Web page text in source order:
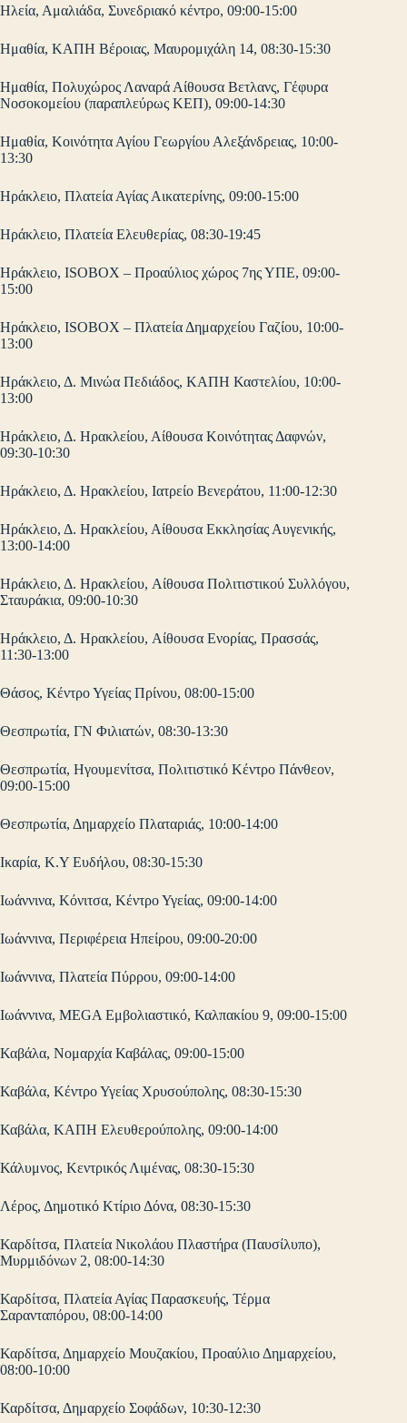
Ηλεία, Αμαλιάδα, Συνεδριακό κέντρο, 09:00-15:00
Ημαθία, ΚΑΠΗ Βέροιας, Μαυρομιχάλη 14, 08:30-15:30
Ημαθία, Πολυχώρος Λαναρά Αίθουσα Βετλανς, Γέφυρα
Νοσοκομείου (παραπλεύρως ΚΕΠ), 09:00-14:30
Ημαθία, Κοινότητα Αγίου Γεωργίου Αλεξάνδρειας, 10:00-
13:30
Ηράκλειο, Πλατεία Αγίας Αικατερίνης, 09:00-15:00
Ηράκλειο, Πλατεία Ελευθερίας, 08:30-19:45
Ηράκλειο, ISOBOX – Προαύλιος χώρος 7ης ΥΠΕ, 09:00-
15:00
Ηράκλειο, ISOBOX – Πλατεία Δημαρχείου Γαζίου, 10:00-
13:00
Ηράκλειο, Δ. Μινώα Πεδιάδος, ΚΑΠΗ Καστελίου, 10:00-
13:00
Ηράκλειο, Δ. Ηρακλείου, Αίθουσα Κοινότητας Δαφνών,
09:30-10:30
Ηράκλειο, Δ. Ηρακλείου, Ιατρείο Βενεράτου, 11:00-12:30
Ηράκλειο, Δ. Ηρακλείου, Αίθουσα Εκκλησίας Αυγενικής,
13:00-14:00
Ηράκλειο, Δ. Ηρακλείου, Aίθουσα Πολιτιστικού Συλλόγου,
Σταυράκια, 09:00-10:30
Ηράκλειο, Δ. Ηρακλείου, Aίθουσα Ενορίας, Πρασσάς,
11:30-13:00
Θάσος, Κέντρο Υγείας Πρίνου, 08:00-15:00
Θεσπρωτία, ΓΝ Φιλιατών, 08:30-13:30
Θεσπρωτία, Ηγουμενίτσα, Πολιτιστικό Κέντρο Πάνθεον,
09:00-15:00
Θεσπρωτία, Δημαρχείο Πλαταριάς, 10:00-14:00
Ικαρία, Κ.Υ Ευδήλου, 08:30-15:30
Ιωάννινα, Κόνιτσα, Κέντρο Υγείας, 09:00-14:00
Ιωάννινα, Περιφέρεια Ηπείρου, 09:00-20:00
Ιωάννινα, Πλατεία Πύρρου, 09:00-14:00
Ιωάννινα, MEGA Εμβολιαστικό, Καλπακίου 9, 09:00-15:00
Καβάλα, Νομαρχία Καβάλας, 09:00-15:00
Καβάλα, Κέντρο Υγείας Χρυσούπολης, 08:30-15:30
Καβάλα, ΚΑΠΗ Ελευθερούπολης, 09:00-14:00
Κάλυμνος, Κεντρικός Λιμένας, 08:30-15:30
Λέρος, Δημοτικό Κτίριο Δόνα, 08:30-15:30
Καρδίτσα, Πλατεία Νικολάου Πλαστήρα (Παυσίλυπο),
Μυρμιδόνων 2, 08:00-14:30
Καρδίτσα, Πλατεία Αγίας Παρασκευής, Τέρμα
Σαρανταπόρου, 08:00-14:00
Καρδίτσα, Δημαρχείο Μουζακίου, Προαύλιο Δημαρχείου,
08:00-10:00
Καρδίτσα, Δημαρχείο Σοφάδων, 10:30-12:30